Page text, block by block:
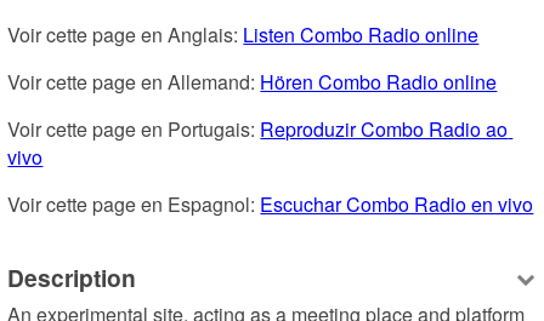
Voir cette page en Anglais: Listen Combo Radio online
Voir cette page en Allemand: Hören Combo Radio online
Voir cette page en Portugais: Reproduzir Combo Radio ao
vivo
Voir cette page en Espagnol: Escuchar Combo Radio en vivo
Description
An experimental site, acting as a meeting place and platform